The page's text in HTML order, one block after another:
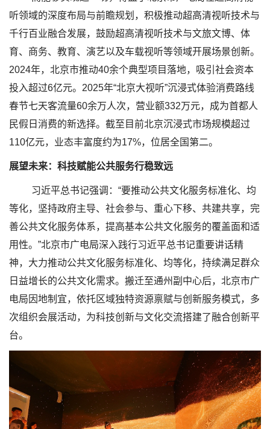
听领域的深度布局与前瞻规划，积极推动超高清视听技术与
千行百业融合发展，鼓励超高清视听技术与文旅文博、体
育、商务、教育、演艺以及车载视听等领域开展场景创新。
2024年，北京市推动40余个典型项目落地，吸引社会资本
投入超过6亿元。2025年“北京大视听”沉浸式体验消费路线
春节七天客流量60余万人次，营业额332万元，成为首都人
民假日消费的新选择。截至目前北京沉浸式市场规模超过
110亿元，业态丰富度约为17%，位居全国第二。
展望未来：科技赋能公共服务行稳致远
习近平总书记强调：“要推动公共文化服务标准化、均
等化，坚持政府主导、社会参与、重心下移、共建共享，完
善公共文化服务体系，提高基本公共文化服务的覆盖面和适
用性。”北京市广电局深入践行习近平总书记重要讲话精
神，大力推动公共文化服务标准化、均等化，持续满足群众
日益增长的公共文化需求。搬迁至通州副中心后，北京市广
电局因地制宜，依托区域独特资源禀赋与创新服务模式，多
次组织会展活动，为科技创新与文化交流搭建了融合创新平
台。